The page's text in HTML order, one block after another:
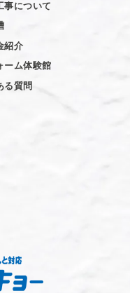
事について
紹介
ーム体験館
る質問